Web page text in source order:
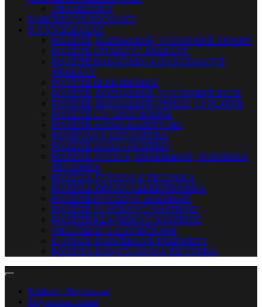
GRAMOFÓNY
DARČEKOVÉ POUKAZY
B-STOCK/BAZÁR
POUŽITÉ, ROZBALENÉ, VYSTAVENÉ GITARY
POUŽITÉ GITAROVÉ APARÁTY
POUŽITÉ BASGITARY A BASGITAROVÉ
APARÁTY
POUŽITÉ ELEKTRÓNKY
POUŽITÉ, ROZBALENÉ, VYSTAVENÉ BICIE
POUŽITÉ, ROZBALENÉ VINYLY, LP PLATNE
POUŽITÉ CD / DVD NOSIČE
POUŽITÉ AUDIO KAZETY MG
POUŽÍVANÁ LITERATÚRA
POUŽITÉ AUDIO SYSTÉMY
POUŽITÉ SVETLÁ, OSVETLENIE, SVETELNÁ
TECHNIKA
POUŽITÁ ŠTÚDIOVÁ TECHNIKA
POUŽITÁ DROBNÁ ELEKTRONIKA
POUŽITÉ DYCHOVÉ NÁSTROJE
POUŽITÉ SLÁČIKOVÉ NÁSTROJE
POUŽITÉ KLÁVESOVÉ NÁSTROJE
OBLEČENIE S CHYBIČKAMI
B-STOCK DARČEKOVÉ PREDMETY
POUŽITÁ KANCELÁRSKA TECHNIKA
Prihlásiť / Registrovať
Môj zoznam želaní